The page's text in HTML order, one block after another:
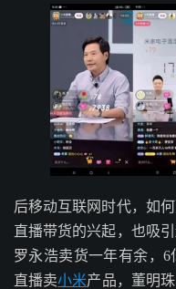
后移动互联网时代，如
直播带货的兴起，也吸
罗永浩卖货一年有余，
直播卖小米产品，董明